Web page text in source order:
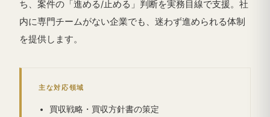
ち、案件の「進める/止める」判断を実務目線で支援。社
内に専門チームがない企業でも、迷わず進められる体制
を提供します。
主な対応領域
買収戦略・買収方針書の策定